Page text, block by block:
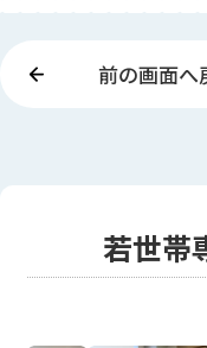
前の画面へ
若世帯